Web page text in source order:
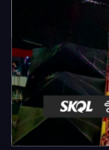
Categorias
Camarote Vip Junino
Cidade
Destaques